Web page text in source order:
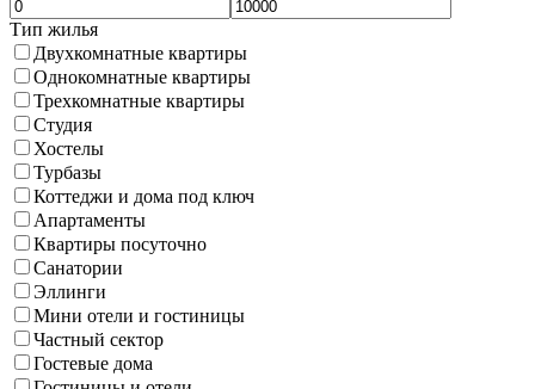
Тип жилья
Двухкомнатные квартиры
Однокомнатные квартиры
Трехкомнатные квартиры
Студия
Хостелы
Турбазы
Коттеджи и дома под ключ
Апартаменты
Квартиры посуточно
Санатории
Эллинги
Мини отели и гостиницы
Частный сектор
Гостевые дома